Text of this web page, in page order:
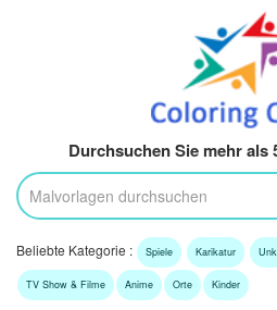
Durchsuchen Sie mehr als
Beliebte Kategorie : Spiele Karikatur
TV Show & Filme Anime Orte Kinder